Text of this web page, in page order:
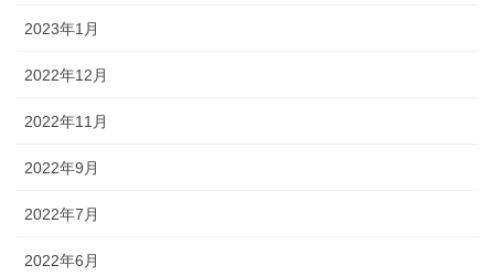
2023年1月
2022年12月
2022年11月
2022年9月
2022年7月
2022年6月